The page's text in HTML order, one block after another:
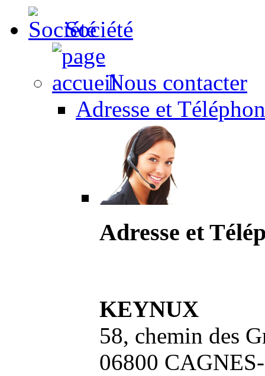
Société
Nous contacter
Adresse et
Adresse et
KEYNUX
58, chemin des
06800